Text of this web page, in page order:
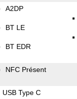
A2DP
BT LE
BT EDR
NFC Présent
USB Type C